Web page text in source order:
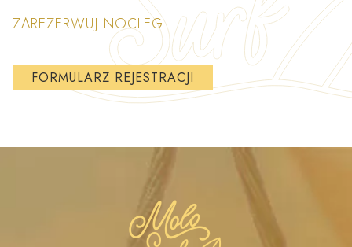
ZAREZERWUJ NOCLEG
FORMULARZ REJESTRACJI